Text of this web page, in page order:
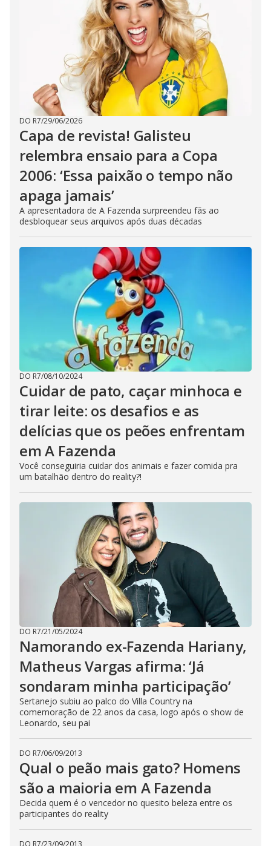
DO R7/29/06/2026
Capa de revista! Galisteu
relembra ensaio para a Copa
2006: ‘Essa paixão o tempo não
apaga jamais’
A apresentadora de A Fazenda surpreendeu fãs ao
desbloquear seus arquivos após duas décadas
DO R7/08/10/2024
Cuidar de pato, caçar minhoca e
tirar leite: os desafios e as
delícias que os peões enfrentam
em A Fazenda
Você conseguiria cuidar dos animais e fazer comida pra
um batalhão dentro do reality?!
DO R7/21/05/2024
Namorando ex-Fazenda Hariany,
Matheus Vargas afirma: ‘Já
sondaram minha participação’
Sertanejo subiu ao palco do Villa Country na
comemoração de 22 anos da casa, logo após o show de
Leonardo, seu pai
DO R7/06/09/2013
Qual o peão mais gato? Homens
são a maioria em A Fazenda
Decida quem é o vencedor no quesito beleza entre os
participantes do reality
DO R7/23/09/2013